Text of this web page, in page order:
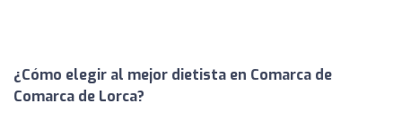
¿Cómo elegir al mejor dietista en Comarca de
Comarca de Lorca?